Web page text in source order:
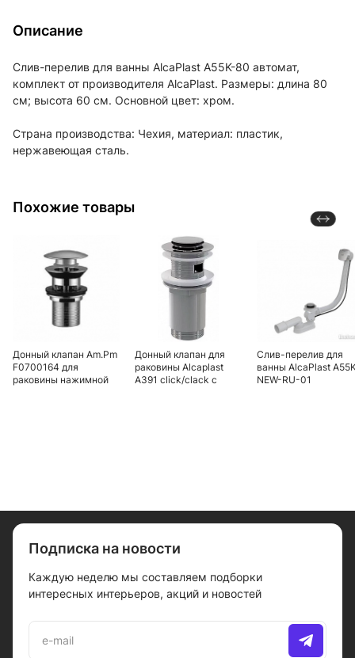
Описание
Слив-перелив для ванны AlcaPlast A55K-80 автомат,
комплект от производителя AlcaPlast. Размеры: длина 80
см; высота 60 см. Основной цвет: хром.
Страна производства: Чехия, материал: пластик,
нержавеющая сталь.
Похожие товары
Донный клапан Am.Pm
F0700164 для
раковины нажимной
Донный клапан для
раковины Alcaplast
A391 click/clack с
Слив-перелив для
ванны AlcaPlast
NEW-RU-01
Подписка на новости
Каждую неделю мы составляем подборки
интересных интерьеров, акций и новостей